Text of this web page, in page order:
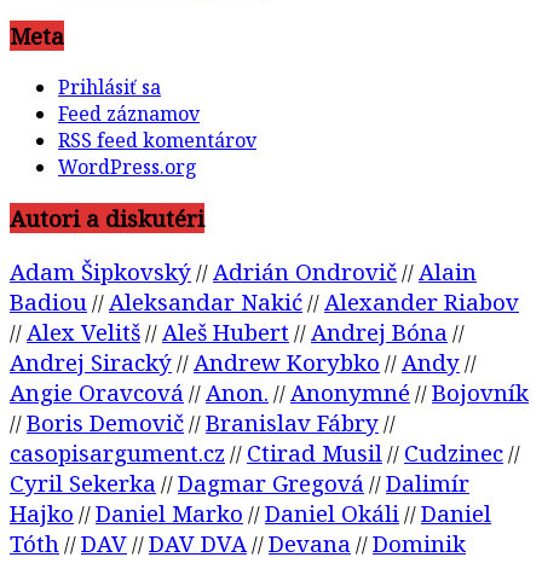
Meta
Prihlásiť sa
Feed záznamov
RSS feed komentárov
WordPress.org
Autori a diskutéri
Adam Šipkovský// Adrián Ondrovič// Alain
Badiou // Aleksandar Nakić// Alexander Riabov
// Alex Velitš// Aleš Hubert // Andrej Bóna //
Andrej Siracký// Andrew Korybko // Andy//
Angie Oravcová // Anon. // Anonymné //Bojovník
//Boris Demovič//Branislav Fábry//
casopisargument.cz // Ctirad Musil // Cudzinec//
Cyril Sekerka //Dagmar Gregová //Dalimír
Hajko //Daniel Marko //Daniel Okáli //Daniel
Tóth //DAV//DAV DVA//Devana //Dominik